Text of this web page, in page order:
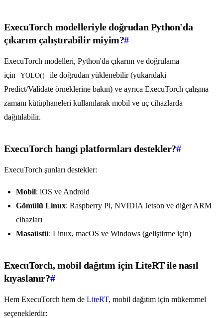
ExecuTorch modelleriyle doğrudan Python'da
çıkarım çalıştırabilir miyim?#
ExecuTorch modelleri, Python'da çıkarım ve doğrulama
için
YOLO()
ile doğrudan yüklenebilir (yukarıdaki
Predict/Validate örneklerine bakın) ve ayrıca ExecuTorch çalışma
zamanı kütüphaneleri kullanılarak mobil ve uç cihazlarda
dağıtılabilir.
ExecuTorch hangi platformları destekler?#
ExecuTorch şunları destekler:
Mobil: iOS ve Android
Gömülü Linux: Raspberry Pi, NVIDIA Jetson ve diğer ARM
cihazları
Masaüstü: Linux, macOS ve Windows (geliştirme için)
ExecuTorch, mobil dağıtım için LiteRT ile nasıl
kıyaslanır?#
Hem ExecuTorch hem de LiteRT, mobil dağıtım için mükemmel
seçeneklerdir: